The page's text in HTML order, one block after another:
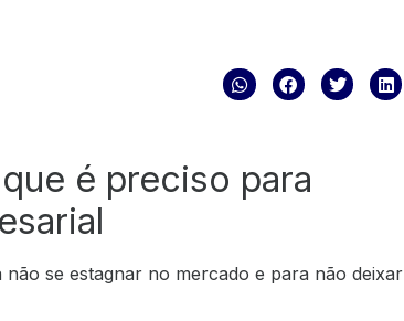
é preciso para
se estagnar no mercado e para não deixar